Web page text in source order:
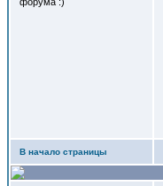
В начало страницы